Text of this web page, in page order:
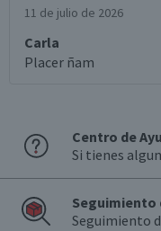
11 de julio de 2026
Carla
Placer ñam
Centro de
Si tienes
Seguimiento
Seguimiento